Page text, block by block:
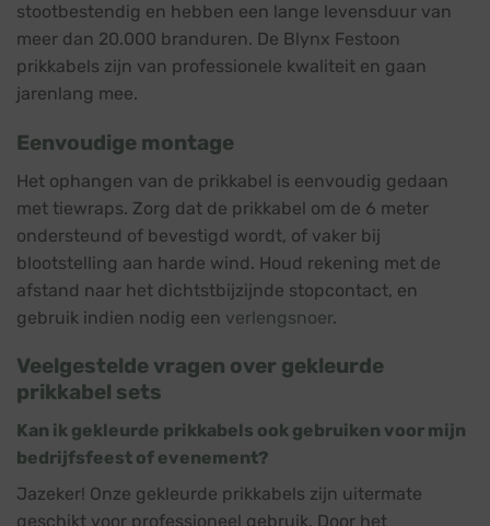
stootbestendig en hebben een lange levensduur van
meer dan 20.000 branduren. De Blynx Festoon
prikkabels zijn van professionele kwaliteit en gaan
jarenlang mee.
Eenvoudige montage
Het ophangen van de prikkabel is eenvoudig gedaan
met tiewraps. Zorg dat de prikkabel om de 6 meter
ondersteund of bevestigd wordt, of vaker bij
blootstelling aan harde wind. Houd rekening met de
afstand naar het dichtstbijzijnde stopcontact, en
gebruik indien nodig een verlengsnoer.
Veelgestelde vragen over gekleurde
prikkabel sets
Kan ik gekleurde prikkabels ook gebruiken voor mijn
bedrijfsfeest of evenement?
Jazeker! Onze gekleurde prikkabels zijn uitermate
geschikt voor professioneel gebruik. Door het